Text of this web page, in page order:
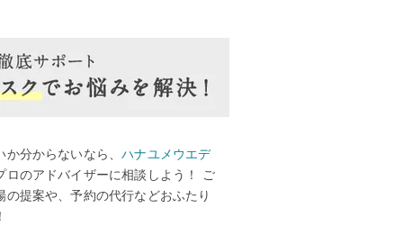
か分からないなら、ハナユメウエデ
ロのアドバイザーに相談しよう！ ご
の提案や、予約の代行などおふたり